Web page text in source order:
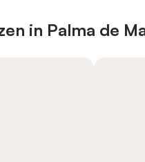
in Palma de